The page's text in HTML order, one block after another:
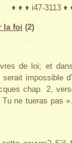
♦ ♦ ♦ i47-3113 ♦
la foi (2)
de loi; et
impossible
chap. 2,
ne tueras pas